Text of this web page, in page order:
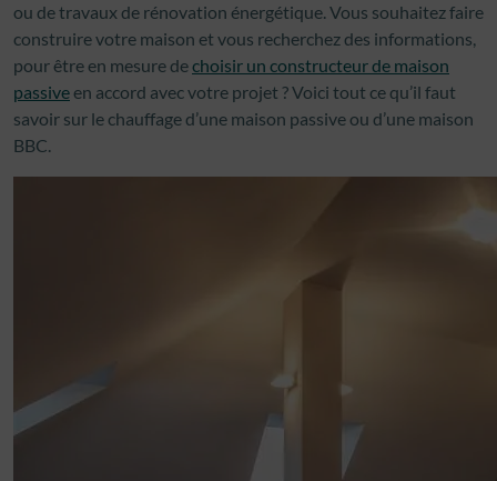
ou de travaux de rénovation énergétique. Vous souhaitez faire
construire votre maison et vous recherchez des informations,
pour être en mesure dechoisir un constructeur de maison
passive en accord avec votre projet ? Voici tout ce qu’il faut
savoir sur le chauffage d’une maison passive ou d’une maison
BBC.